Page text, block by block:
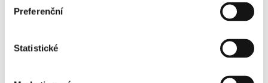
Preferenční
Statistické
vstupným a jako modul parku zvyšuje jeho
rozpoznatelnost. Jde o řešení, které pomáhá proměnit